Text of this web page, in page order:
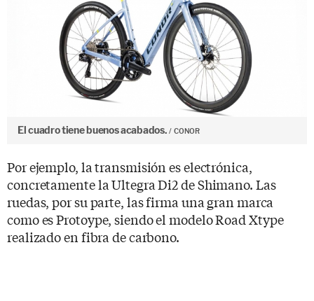
El cuadro tiene buenos acabados. CONOR
Por ejemplo, la transmisión es electrónica,
concretamente la Ultegra Di2 de Shimano. Las
ruedas, por su parte, las firma una gran marca
como es Protoype, siendo el modelo Road Xtype
realizado en fibra de carbono.